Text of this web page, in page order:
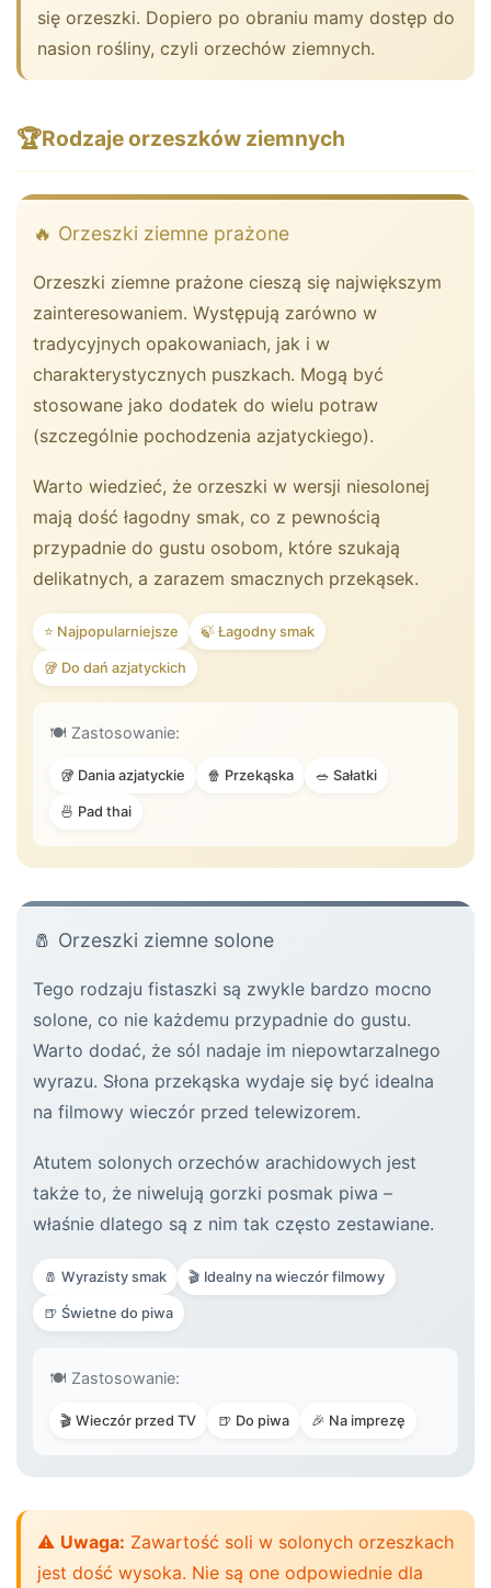
się orzeszki. Dopiero po obraniu mamy dostęp do
nasion rośliny, czyli orzechów ziemnych.
🏆Rodzaje orzeszków ziemnych
🔥 Orzeszki ziemne prażone
Orzeszki ziemne prażone cieszą się największym
zainteresowaniem. Występują zarówno w
tradycyjnych opakowaniach, jak i w
charakterystycznych puszkach. Mogą być
stosowane jako dodatek do wielu potraw
(szczególnie pochodzenia azjatyckiego).
Warto wiedzieć, że orzeszki w wersji niesolonej
mają dość łagodny smak, co z pewnością
przypadnie do gustu osobom, które szukają
delikatnych, a zarazem smacznych przekąsek.
⭐ Najpopularniejsze 🍃 Łagodny smak
🥡 Do dań azjatyckich
🍽️ Zastosowanie:
🥡 Dania azjatyckie 🍿 Przekąska 🥗 Sałatki
🍜 Pad thai
🧂 Orzeszki ziemne solone
Tego rodzaju fistaszki są zwykle bardzo mocno
solone, co nie każdemu przypadnie do gustu.
Warto dodać, że sól nadaje im niepowtarzalnego
wyrazu. Słona przekąska wydaje się być idealna
na filmowy wieczór przed telewizorem.
Atutem solonych orzechów arachidowych jest
także to, że niwelują gorzki posmak piwa –
właśnie dlatego są z nim tak często zestawiane.
🧂 Wyrazisty smak 🎬 Idealny na wieczór filmowy
🍺 Świetne do piwa
🍽️ Zastosowanie:
🎬 Wieczór przed TV 🍺 Do piwa 🎉 Na imprezę
⚠️ Uwaga: Zawartość soli w solonych orzeszkach
jest dość wysoka. Nie są one odpowiednie dla